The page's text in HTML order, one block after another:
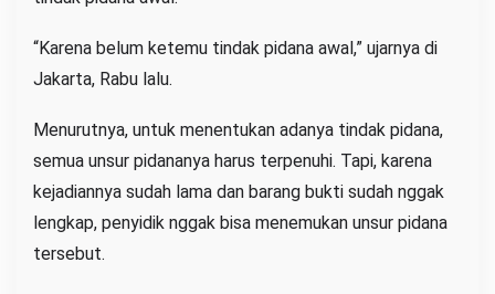
“Karena belum ketemu tindak pidana awal,” ujarnya di
Jakarta, Rabu lalu.
Menurutnya, untuk menentukan adanya tindak pidana,
semua unsur pidananya harus terpenuhi. Tapi, karena
kejadiannya sudah lama dan barang bukti sudah nggak
lengkap, penyidik nggak bisa menemukan unsur pidana
tersebut.